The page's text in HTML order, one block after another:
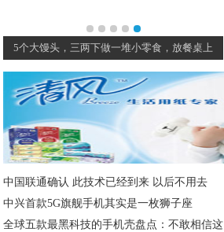
5个大馒头，三两下做一堆小零食，放餐桌上
中国联通确认 此技术已经到来 以后不用去
中兴首款5G旗舰手机其实是一枚狮子座
全球五款最黑科技的手机壳盘点：不敢相信这